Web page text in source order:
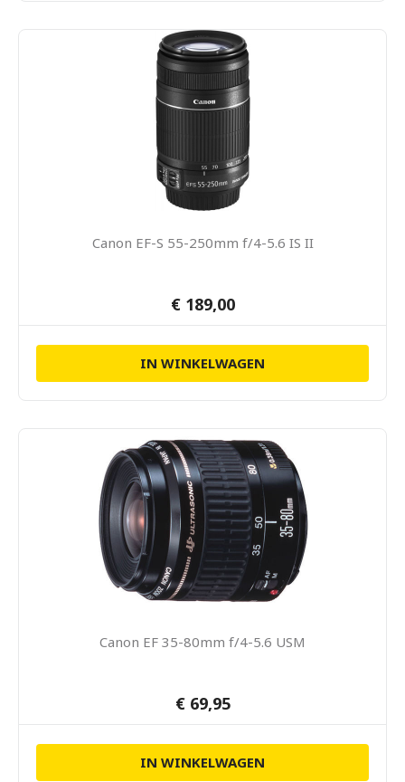
Canon EF-S 55-250mm f/4-5.6 IS II
€ 189,00
IN WINKELWAGEN
Canon EF 35-80mm f/4-5.6 USM
€ 69,95
IN WINKELWAGEN